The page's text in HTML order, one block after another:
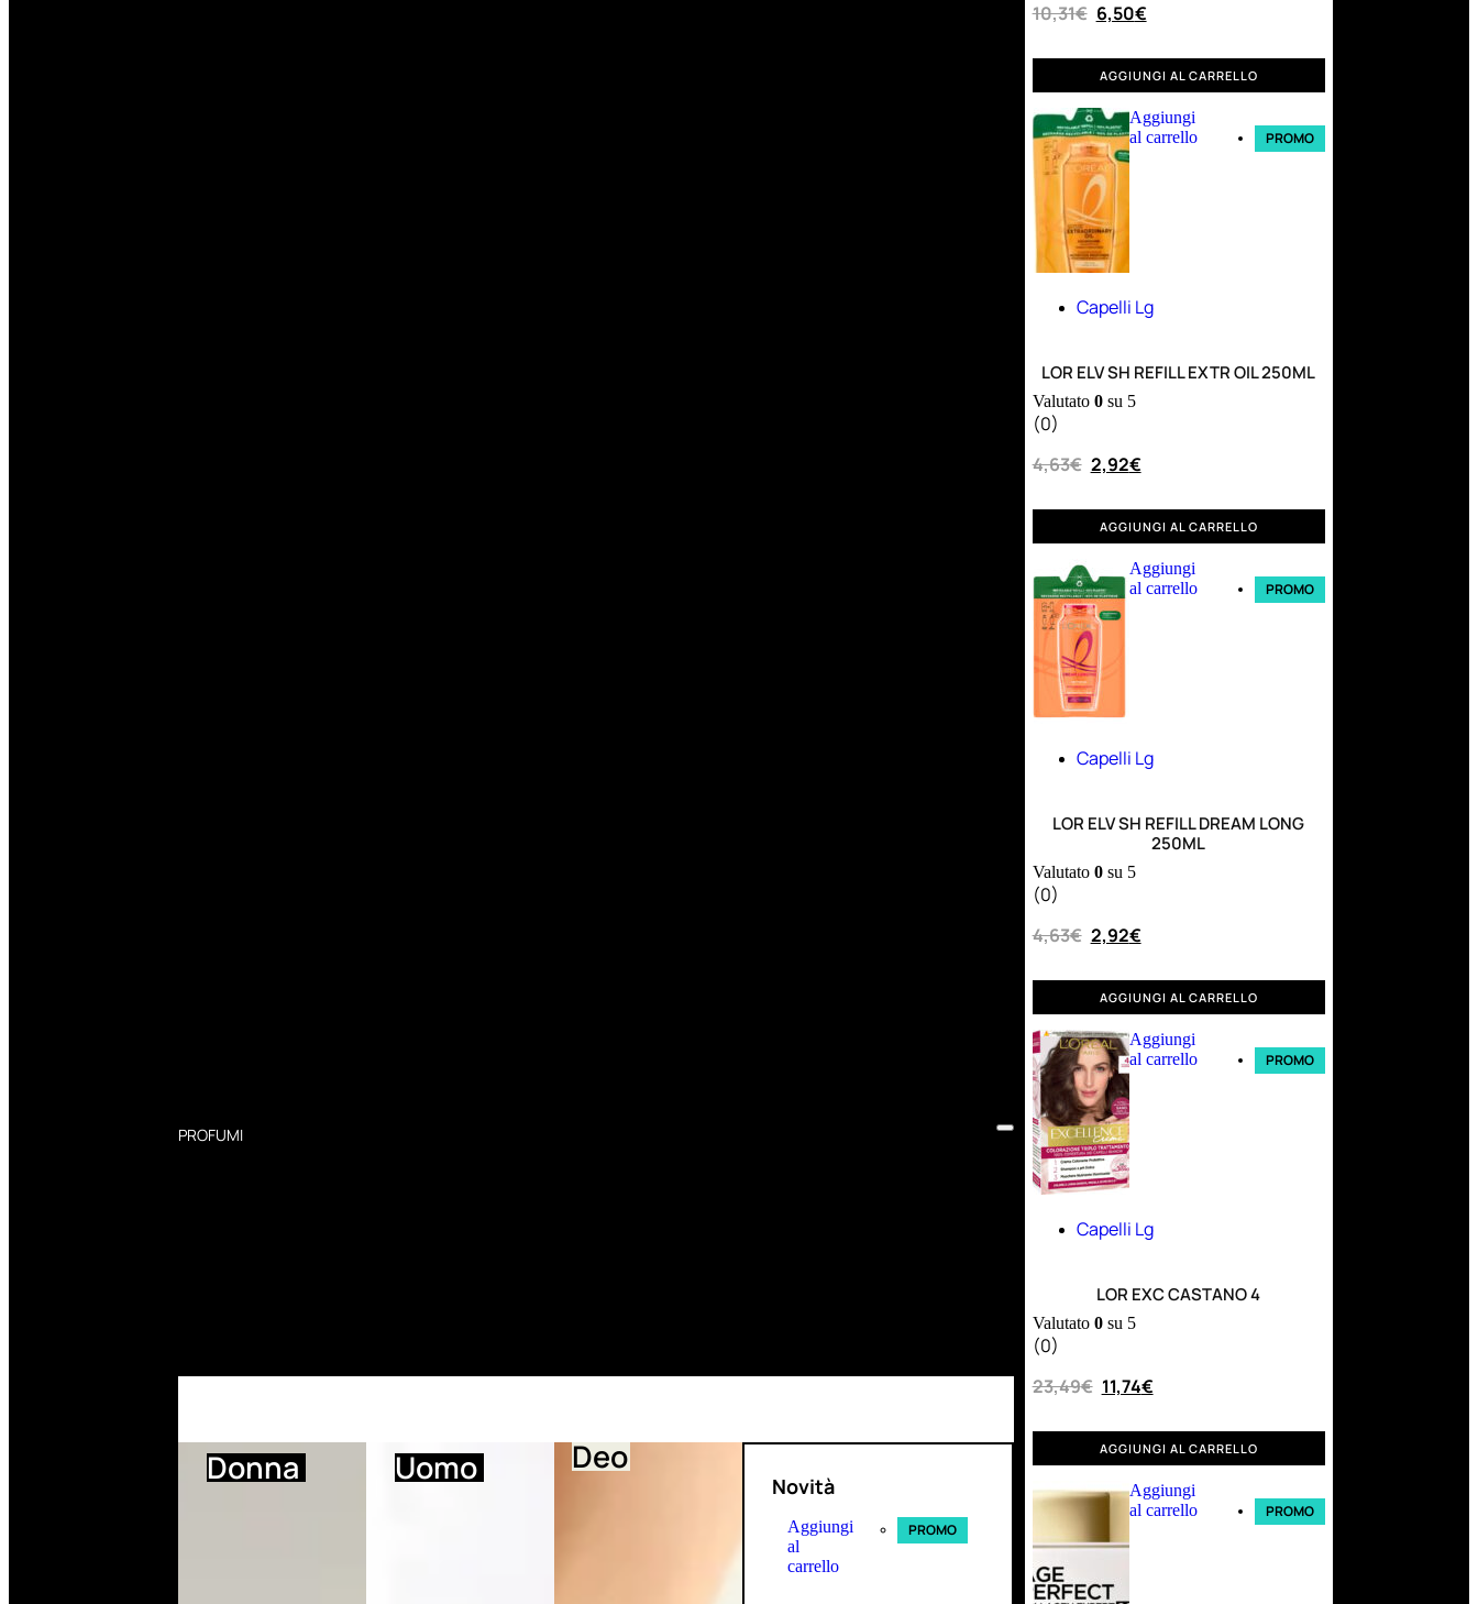
PROFUMI
Donna Uomo Deo
Novità
Aggiungi
al
carrello
PROMO
10,31€ 6,50€
AGGIUNGI AL CARRELLO
Aggiungi
al carrello
PROMO
Capelli Lg
LOR ELV SH REFILL EXTR OIL 250ML
Valutato 0su 5
(0)
4,63€ 2,92€
AGGIUNGI AL CARRELLO
Aggiungi
al carrello
PROMO
Capelli Lg
LOR ELV SH REFILL DREAM LONG
250ML
Valutato 0su 5
(0)
4,63€ 2,92€
AGGIUNGI AL CARRELLO
Aggiungi
al carrello
PROMO
Capelli Lg
LOR EXC CASTANO 4
Valutato 0su 5
(0)
23,49€ 11,74€
AGGIUNGI AL CARRELLO
Aggiungi
al carrello
PROMO